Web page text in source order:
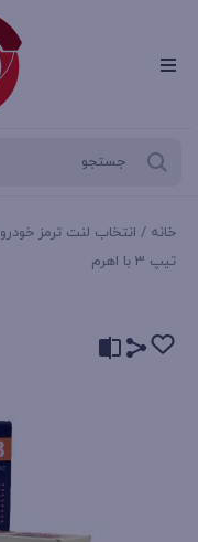
خانه / انتخاب لنت ترمز خودرو
تیپ 3 با اهرم